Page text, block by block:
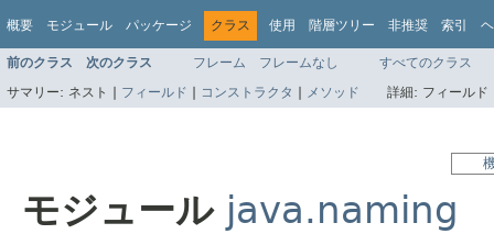
概要 モジュール パッケージ クラス 使用 階層ツリー 非推奨 索引
前のクラス 次のクラス フレーム フレームなし
すべてのクラス
サマリー: ネスト | フィールド | コンストラクタ | メソッド 詳細: フィール
モジュール java.naming